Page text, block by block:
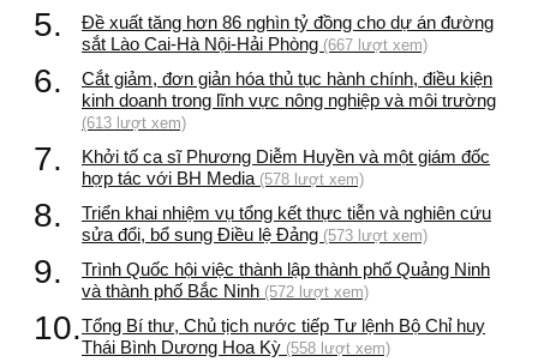
5.
Đề xuất tăng hơn 86 nghìn tỷ đồng cho dự án đường
sắt Lào Cai-Hà Nội-Hải Phòng (667 lượt xem)
6.
Cắt giảm, đơn giản hóa thủ tục hành chính, điều kiện
kinh doanh trong lĩnh vực nông nghiệp và môi trường
(613 lượt xem)
7.
Khởi tố ca sĩ Phương Diễm Huyền và một giám đốc
hợp tác với BH Media (578 lượt xem)
8.
Triển khai nhiệm vụ tổng kết thực tiễn và nghiên cứu
sửa đổi, bổ sung Điều lệ Đảng (573 lượt xem)
9.
Trình Quốc hội việc thành lập thành phố Quảng Ninh
và thành phố Bắc Ninh (572 lượt xem)
10.Tổng Bí thư, Chủ tịch nước tiếp Tư lệnh Bộ Chỉ huy
Thái Bình Dương Hoa Kỳ (558 lượt xem)